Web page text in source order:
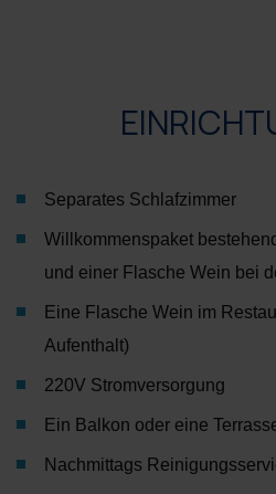
Separates Schlafzimmer
Willkommenspaket
und einer Flasche Wein bei
Eine Flasche Wein im
Aufenthalt)
220V Stromversorgung
Ein Balkon oder eine
Nachmittags